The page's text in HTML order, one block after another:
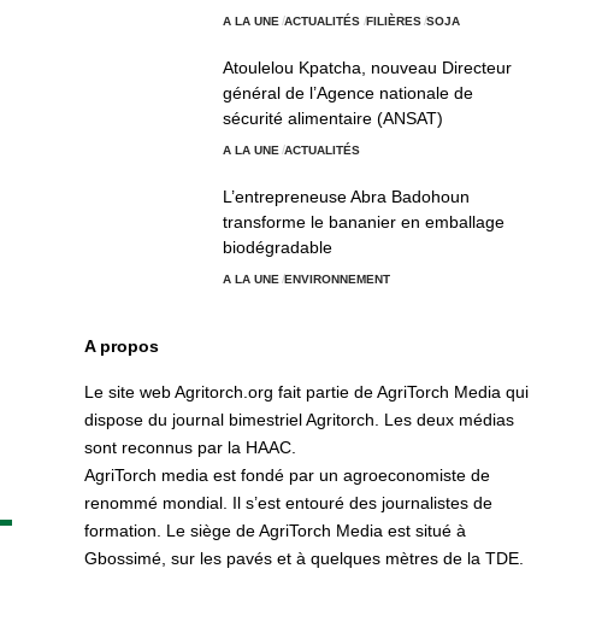
A LA UNE ACTUALITÉS FILIÈRES SOJA
Atoulelou Kpatcha, nouveau Directeur
général de l’Agence nationale de
sécurité alimentaire (ANSAT)
A LA UNE ACTUALITÉS
L’entrepreneuse Abra Badohoun
transforme le bananier en emballage
biodégradable
A LA UNE ENVIRONNEMENT
A propos
Le site web Agritorch.org fait partie de AgriTorch Media qui
dispose du journal bimestriel Agritorch. Les deux médias
sont reconnus par la HAAC.
AgriTorch media est fondé par un agroeconomiste de
renommé mondial. Il s’est entouré des journalistes de
formation. Le siège de AgriTorch Media est situé à
Gbossimé, sur les pavés et à quelques mètres de la TDE.